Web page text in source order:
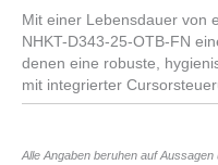
Mit einer Lebensdauer von
NHKT-D343-25-OTB-FN
denen eine robuste,
mit integrierter
Alle Angaben beruhen auf Aussagen